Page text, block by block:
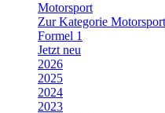
Motorsport
Zur Kategorie Motorsport
Formel 1
Jetzt neu
2026
2025
2024
2023